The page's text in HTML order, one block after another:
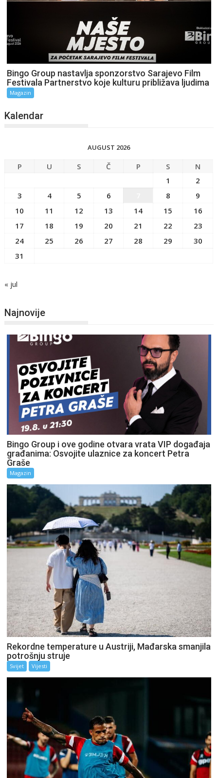
Bingo Group nastavlja sponzorstvo Sarajevo Film
Festivala Partnerstvo koje kulturu približava ljudima
Magazin
Kalendar
AUGUST 2026
P U S Č P S
N
1
2
3
4 5 6 8
9
10
11 12 13 14 15
16
17
18 19 20 21 22
23
24
25 26 27 28 29
30
31
« jul
Najnovije
Bingo Group i ove godine otvara vrata VIP događaja
građanima: Osvojite ulaznice za koncert Petra
Graše
Magazin
Rekordne temperature u Austriji, Mađarska smanjila
potrošnju struje
Svijet Vijesti